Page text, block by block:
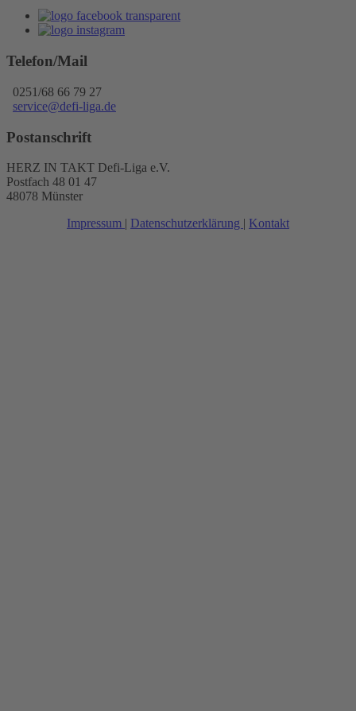
Telefon/Mail
0251/68 66 79 27
service@defi-liga.de
Postanschrift
HERZ IN TAKT Defi-Liga e.V.
Postfach 48 01 47
48078 Münster
Impressum | Datenschutzerklärung | Kontakt